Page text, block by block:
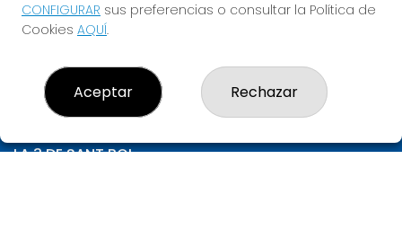
LA 3 DE SANT BOI
CONFIGURAR sus preferencias o consultar la Política de
Cookies AQUÍ.
Aceptar Rechazar